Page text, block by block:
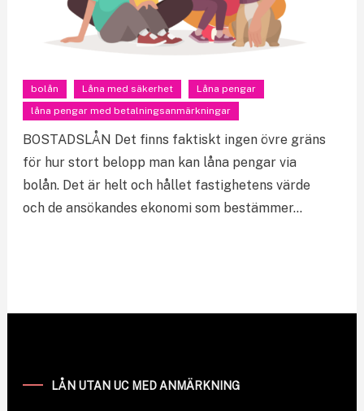
bolån Låna med säkerhet
Låna pengar
låna pengar med betalningsanmärkningar
BOSTADSLÅN Det finns faktiskt ingen övre gräns
för hur stort belopp man kan låna pengar via
bolån. Det är helt och hållet fastighetens värde
och de ansökandes ekonomi som bestämmer…
LÅN UTAN UC MED ANMÄRKNING